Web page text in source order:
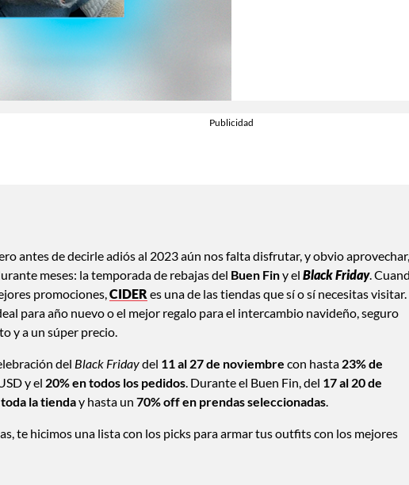
antes de decirle adiós al 2023 aún nos falta disfrutar, y obvio aprovechar,
meses: la temporada de rebajas del Buen Finy el Black Friday.
promociones, CIDER es una de las tiendas que sí o sí necesitas visitar.
para año nuevo o el mejor regalo para el intercambio navideño, seguro
y a un súper precio.
del Black Fridaydel 11 al 27 de noviembre con hasta 23% de
y el 20% en todos los pedidos . Durante el Buen Fin, del 17 al 20 de
la tienday hasta un 70% off en prendas seleccionadas
te hicimos una lista con los picks para armar tus outfits con los mejores